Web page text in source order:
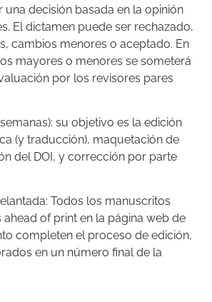
decisión basada en la opinión
El dictamen puede ser rechazado,
cambios menores o aceptado. En
mayores o menores se someterá
por los revisores pares
su objetivo es la edición
(y traducción), maquetación de
del DOI, y corrección por parte
Todos los manuscritos
of print en la página web de
completen el proceso de edición,
en un número final de la